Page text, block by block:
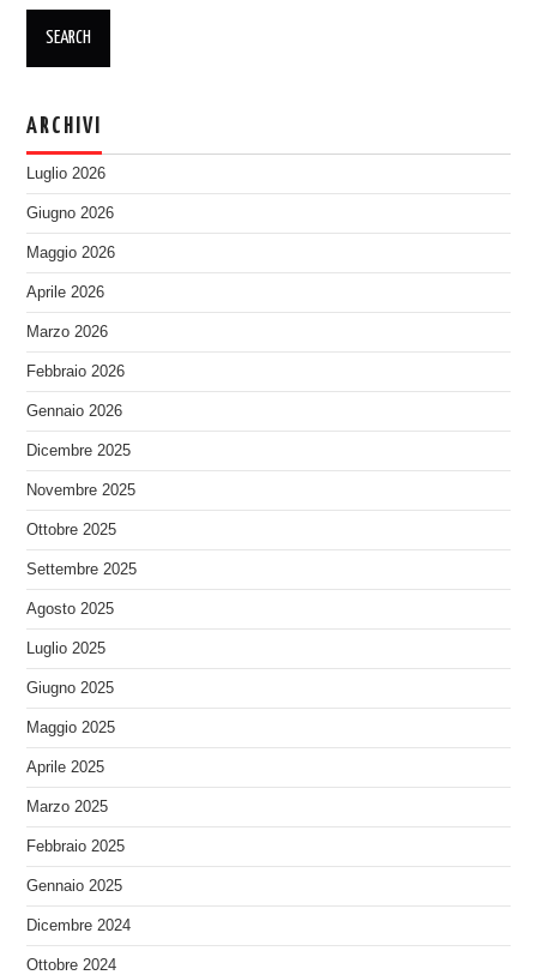
ARCHIVI
Luglio 2026
Giugno 2026
Maggio 2026
Aprile 2026
Marzo 2026
Febbraio 2026
Gennaio 2026
Dicembre 2025
Novembre 2025
Ottobre 2025
Settembre 2025
Agosto 2025
Luglio 2025
Giugno 2025
Maggio 2025
Aprile 2025
Marzo 2025
Febbraio 2025
Gennaio 2025
Dicembre 2024
Ottobre 2024